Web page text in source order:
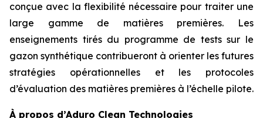
conçue avec la flexibilité nécessaire pour traiter une
large gamme de matières premières. Les
enseignements tirés du programme de tests sur le
gazon synthétique contribueront à orienter les futures
stratégies opérationnelles et les protocoles
d’évaluation des matières premières à l’échelle pilote.
À propos d’Aduro Clean Technologies